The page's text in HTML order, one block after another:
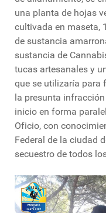
una planta de hojas
cultivada en maseta,
de sustancia
sustancia de
tucas artesanales y
que se utilizaría para
la presunta infracción
inicio en forma
Oficio, con
Federal de la ciudad
secuestro de todos